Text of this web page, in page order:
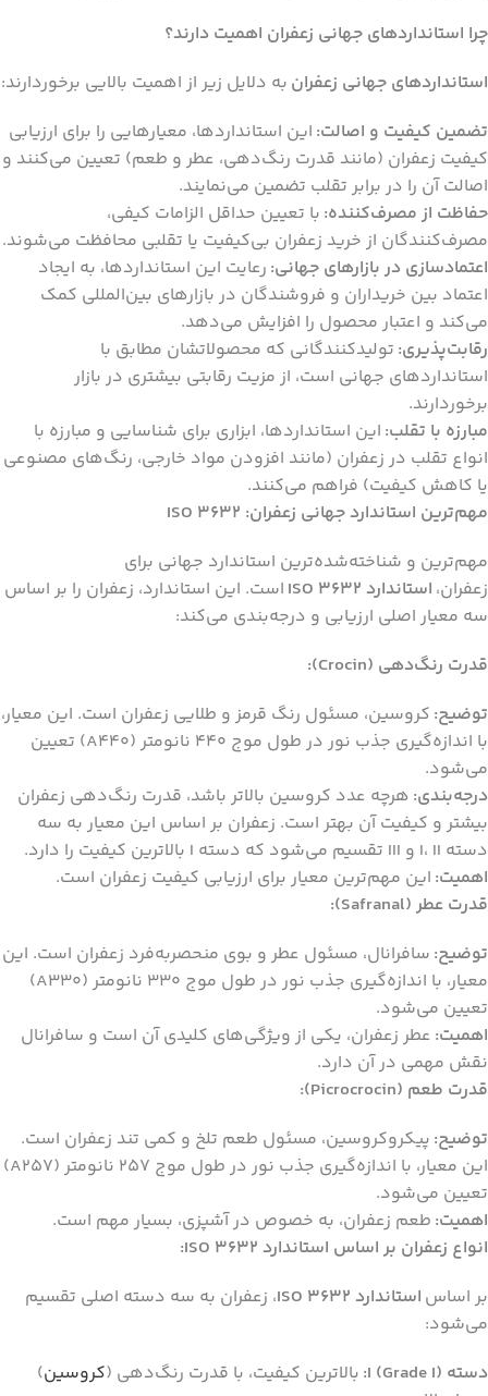
چرا استانداردهای جهانی زعفران اهمیت دارند؟
استانداردهای جهانی زعفران به دلایل زیر از اهمیت بالایی برخوردارند:
تضمین کیفیت و اصالت: این استانداردها، معیارهایی را برای ارزیابی
کیفیت زعفران (مانند قدرت رنگ‌دهی، عطر و طعم) تعیین می‌کنند و
اصالت آن را در برابر تقلب تضمین می‌نمایند.
حفاظت از مصرف‌کننده: با تعیین حداقل الزامات کیفی،
مصرف‌کنندگان از خرید زعفران بی‌کیفیت یا تقلبی محافظت می‌شوند.
اعتمادسازی در بازارهای جهانی: رعایت این استانداردها، به ایجاد
اعتماد بین خریداران و فروشندگان در بازارهای بین‌المللی کمک
می‌کند و اعتبار محصول را افزایش می‌دهد.
رقابت‌پذیری: تولیدکنندگانی که محصولاتشان مطابق با
استانداردهای جهانی است، از مزیت رقابتی بیشتری در بازار
برخوردارند.
مبارزه با تقلب: این استانداردها، ابزاری برای شناسایی و مبارزه با
انواع تقلب در زعفران (مانند افزودن مواد خارجی، رنگ‌های مصنوعی
یا کاهش کیفیت) فراهم می‌کنند.
مهم‌ترین استاندارد جهانی زعفران: ISO 3632
مهم‌ترین و شناخته‌شده‌ترین استاندارد جهانی برای
زعفران، استاندارد ISO 3632
است. این استاندارد، زعفران را بر اساس
سه معیار اصلی ارزیابی و درجه‌بندی می‌کند:
قدرت رنگ‌دهی (Crocin):
توضیح: کروسین، مسئول رنگ قرمز و طلایی زعفران است. این معیار،
با اندازه‌گیری جذب نور در طول موج 440 نانومتر (A440) تعیین
می‌شود.
درجه‌بندی: هرچه عدد کروسین بالاتر باشد، قدرت رنگ‌دهی زعفران
بیشتر و کیفیت آن بهتر است. زعفران بر اساس این معیار به سه
دسته I، II و III تقسیم می‌شود که دسته I بالاترین کیفیت را دارد.
اهمیت: این مهم‌ترین معیار برای ارزیابی کیفیت زعفران است.
قدرت عطر (Safranal):
توضیح: سافرانال، مسئول عطر و بوی منحصربه‌فرد زعفران است. این
معیار، با اندازه‌گیری جذب نور در طول موج 330 نانومتر (A330)
تعیین می‌شود.
اهمیت: عطر زعفران، یکی از ویژگی‌های کلیدی آن است و سافرانال
نقش مهمی در آن دارد.
قدرت طعم (Picrocrocin):
توضیح: پیکروکروسین، مسئول طعم تلخ و کمی تند زعفران است.
این معیار، با اندازه‌گیری جذب نور در طول موج 257 نانومتر (A257)
تعیین می‌شود.
اهمیت: طعم زعفران، به خصوص در آشپزی، بسیار مهم است.
انواع زعفران بر اساس استاندارد ISO 3632:
بر اساس استاندارد ISO 3632
، زعفران به سه دسته اصلی تقسیم
می‌شود:
دسته I (Grade I):
بالاترین کیفیت، با قدرت رنگ‌دهی (کروسین)